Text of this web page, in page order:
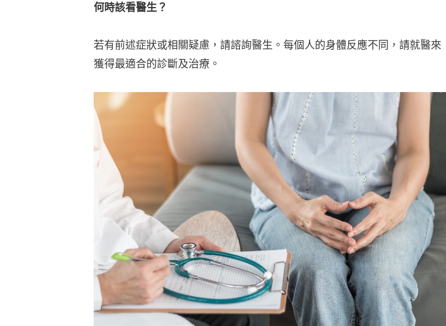
何時該看醫生？
若有前述症狀或相關疑慮，請諮詢醫生。每個人的身體反應不同，請就醫來
獲得最適合的診斷及治療。